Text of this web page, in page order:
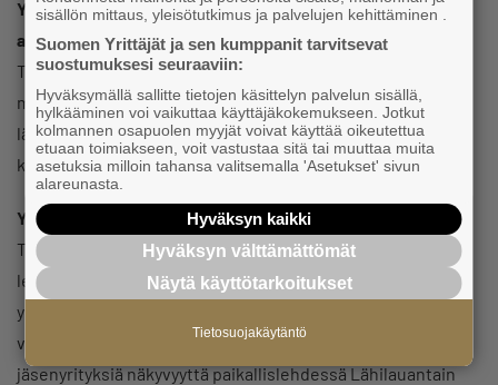
Yhdistyksen Facebook-sivuilla kilpailu ja lahjakortin
arvonta
Tehdään Facebook-arvonta, jossa pyydetään kertomaan,
missä paikkakunnan yrityksessä on viimeksi asioinut ja
lähettämään kiitokset yrittäjälle. Arvotaan vastaajien
kesken lahjakortteja paikallisiin yrityksiin.
Yhteistyö paikallismedian kanssa
Tehdään paikallislehden kanssa mainosyhteistyö, jossa
lehti tekee tarjouksen mainoksista mukaan lähteville
yrittäjille ja kootaan yritykset yhteiseen aukeamaan. Tai
vaihtoehtoisesti paikallisyhdistys tarjoaa x määrälle
jäsenyrityksiä näkyvyyttä paikallislehdessä Lähilauantain
sisällön mittaus, yleisötutkimus ja palvelujen kehittäminen .
Suomen Yrittäjät ja sen kumppanit tarvitsevat
suostumuksesi seuraaviin:
Hyväksymällä sallitte tietojen käsittelyn palvelun sisällä,
hylkääminen voi vaikuttaa käyttäjäkokemukseen. Jotkut
kolmannen osapuolen myyjät voivat käyttää oikeutettua
etuaan toimiakseen, voit vastustaa sitä tai muuttaa muita
asetuksia milloin tahansa valitsemalla 'Asetukset' sivun
alareunasta.
Hyväksyn kaikki
Hyväksyn välttämättömät
Näytä käyttötarkoitukset
Tietosuojakäytäntö